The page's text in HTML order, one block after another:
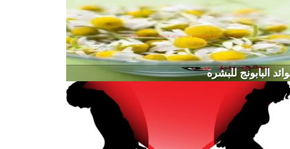
البابونج للبشره